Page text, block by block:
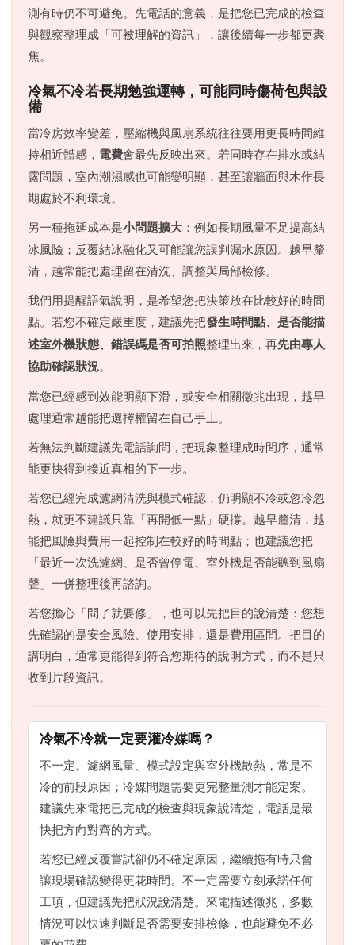
測有時仍不可避免。先電話的意義，是把您已完成的檢查
與觀察整理成「可被理解的資訊」，讓後續每一步都更聚
焦。
冷氣不冷若長期勉強運轉，可能同時傷荷包與設
備
當冷房效率變差，壓縮機與風扇系統往往要用更長時間維
持相近體感， 電費會最先反映出來。若同時存在排水或結
露問題，室內潮濕感也可能變明顯，甚至讓牆面與木作長
期處於不利環境。
另一種拖延成本是小問題擴大 ：例如長期風量不足提高結
冰風險；反覆結冰融化又可能讓您誤判漏水原因。越早釐
清，越常能把處理留在清洗、調整與局部檢修。
我們用提醒語氣說明，是希望您把決策放在比較好的時間
點。若您不確定嚴重度，建議先把發生時間點、是否能描
述室外機狀態、錯誤碼是否可拍照整理出來，再先由專人
協助確認狀況。
當您已經感到效能明顯下滑，或安全相關徵兆出現，越早
處理通常越能把選擇權留在自己手上。
若無法判斷建議先電話詢問，把現象整理成時間序，通常
能更快得到接近真相的下一步。
若您已經完成濾網清洗與模式確認，仍明顯不冷或忽冷忽
熱，就更不建議只靠「再開低一點」硬撐。越早釐清，越
能把風險與費用一起控制在較好的時間點；也建議您把
「最近一次洗濾網、是否曾停電、室外機是否能聽到風扇
聲」一併整理後再諮詢。
若您擔心「問了就要修」，也可以先把目的說清楚：您想
先確認的是安全風險、使用安排，還是費用區間。把目的
講明白，通常更能得到符合您期待的說明方式，而不是只
收到片段資訊。
冷氣不冷就一定要灌冷媒嗎？
不一定。濾網風量、模式設定與室外機散熱，常是不
冷的前段原因；冷媒問題需要更完整量測才能定案。
建議先來電把已完成的檢查與現象說清楚，電話是最
快把方向對齊的方式。
若您已經反覆嘗試卻仍不確定原因，繼續拖有時只會
讓現場確認變得更花時間。不一定需要立刻承諾任何
工項，但建議先把狀況說清楚。來電描述徵兆，多數
情況可以快速判斷是否需要安排檢修，也能避免不必